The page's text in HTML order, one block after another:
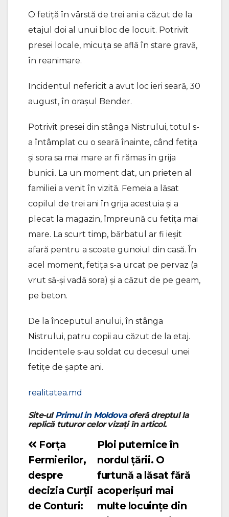
O fetiță în vârstă de trei ani a căzut de la
etajul doi al unui bloc de locuit. Potrivit
presei locale, micuța se află în stare gravă,
în reanimare.
Incidentul nefericit a avut loc ieri seară, 30
august, în orașul Bender.
Potrivit presei din stânga Nistrului, totul s-
a întâmplat cu o seară înainte, când fetița
și sora sa mai mare ar fi rămas în grija
bunicii. La un moment dat, un prieten al
familiei a venit în vizită. Femeia a lăsat
copilul de trei ani în grija acestuia și a
plecat la magazin, împreună cu fetița mai
mare. La scurt timp, bărbatul ar fi ieșit
afară pentru a scoate gunoiul din casă. În
acel moment, fetița s-a urcat pe pervaz (a
vrut să-și vadă sora) și a căzut de pe geam,
pe beton.
De la începutul anului, în stânga
Nistrului, patru copii au căzut de la etaj.
Incidentele s-au soldat cu decesul unei
fetițe de șapte ani.
realitatea.md
Site-ulPrimul in Moldovaoferă dreptul la
replică tuturor celor vizați în articol.
Navigare
în
articole
Ploi puternice în
nordul țării. O
furtună a lăsat fără
acoperișuri mai
multe locuințe din
Forța
Fermierilor,
despre
decizia Curții
de Conturi: